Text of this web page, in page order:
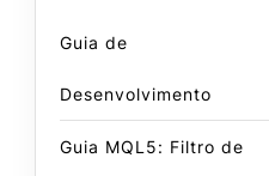
Guia de
Desenvolvimento
Guia MQL5: Filtro de